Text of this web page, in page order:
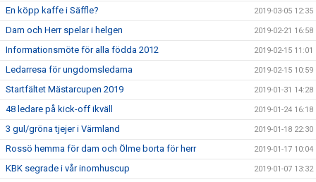
En köpp kaffe i Säffle? 2019-03-05 12:35
Dam och Herr spelar i helgen 2019-02-21 16:58
Informationsmöte för alla födda 2012 2019-02-15 11:01
Ledarresa för ungdomsledarna 2019-02-15 10:59
Startfältet Mästarcupen 2019 2019-01-31 14:28
48 ledare på kick-off ikväll 2019-01-24 16:18
3 gul/gröna tjejer i Värmland 2019-01-18 22:30
Rossö hemma för dam och Ölme borta för herr 2019-01-17 10:04
KBK segrade i vår inomhuscup 2019-01-07 13:32